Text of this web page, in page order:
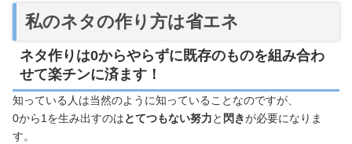
私のネタの作り方は省エネ
ネタ作りは0からやらずに既存のものを組み合わ
せて楽チンに済ます！
知っている人は当然のように知っていることなのですが、
0から1を生み出すのはとてつもない努力と 閃きが必要になりま
す。